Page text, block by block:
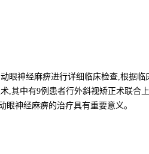
眼神经麻痹进行详细临床检查,根据临
,其中有9例患者行外斜视矫正术联合
神经麻痹的治疗具有重要意义。